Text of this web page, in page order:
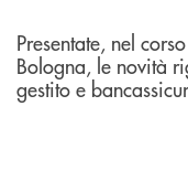
Presentate, nel
Bologna, le novità
gestito e